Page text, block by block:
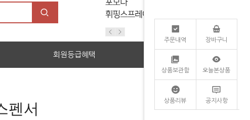
회원등급혜택
펜서
주문내역 장바구니
상품보관함 오늘본상품
상품리뷰 공지사항